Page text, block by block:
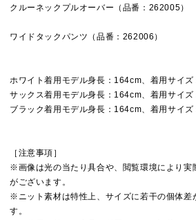
クルーネックプルオーバー（品番：262005）
ワイドタックパンツ（品番：262006）
ホワイト着用モデル身長：164cm、着用サイズ
サックス着用モデル身長：164cm、着用サイズ
ブラック着用モデル身長：164cm、着用サイズ
［注意事項］
※画像は光の当たり具合や、閲覧環境により実
がございます。
※ニット素材は特性上、サイズに若干の個体差
す。